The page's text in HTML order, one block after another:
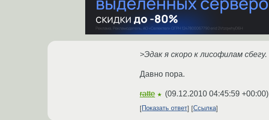
>Эдак я скоро к лисофилам сбегу.
Давно пора.
ratte ★ (09.12.2010 04:45:59 +00:00)
Показать ответ Ссылка